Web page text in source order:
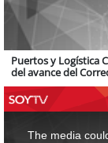
Puertos y Logística
del avance del
The media